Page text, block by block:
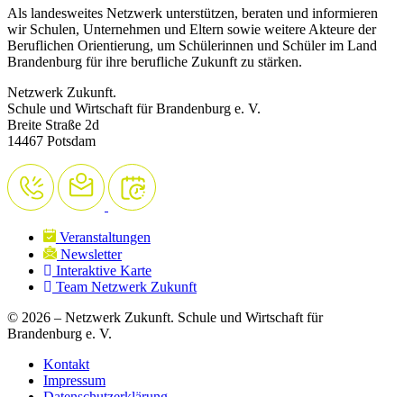
Als landesweites Netzwerk unterstützen, beraten und informieren
wir Schulen, Unternehmen und Eltern sowie weitere Akteure der
Beruflichen Orientierung, um Schülerinnen und Schüler im Land
Brandenburg für ihre berufliche Zukunft zu stärken.
Netzwerk Zukunft.
Schule und Wirtschaft für Brandenburg e. V.
Breite Straße 2d
14467 Potsdam
Veranstaltungen
Newsletter
Interaktive Karte
Team Netzwerk Zukunft
© 2026 – Netzwerk Zukunft. Schule und Wirtschaft für
Brandenburg e. V.
Kontakt
Impressum